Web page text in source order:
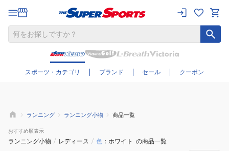
スポーツ・カテゴリ ブランド セール クーポン
さらに絞り込む
ランニング ランニング小物 商品一覧
おすすめ順表示
ランニング小物 / レディース / 色 ホワイト の商品一覧